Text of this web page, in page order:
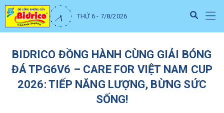
THỨ 6 - 7/8/2026
BIDRICO ĐỒNG HÀNH CÙNG GIẢI BÓNG
ĐÁ TPG6V6 – CARE FOR VIỆT NAM CUP
2026: TIẾP NĂNG LƯỢNG, BỪNG SỨC
SỐNG!